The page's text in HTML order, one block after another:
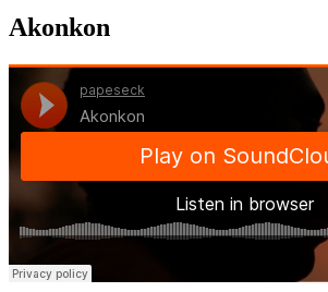
Akonkon